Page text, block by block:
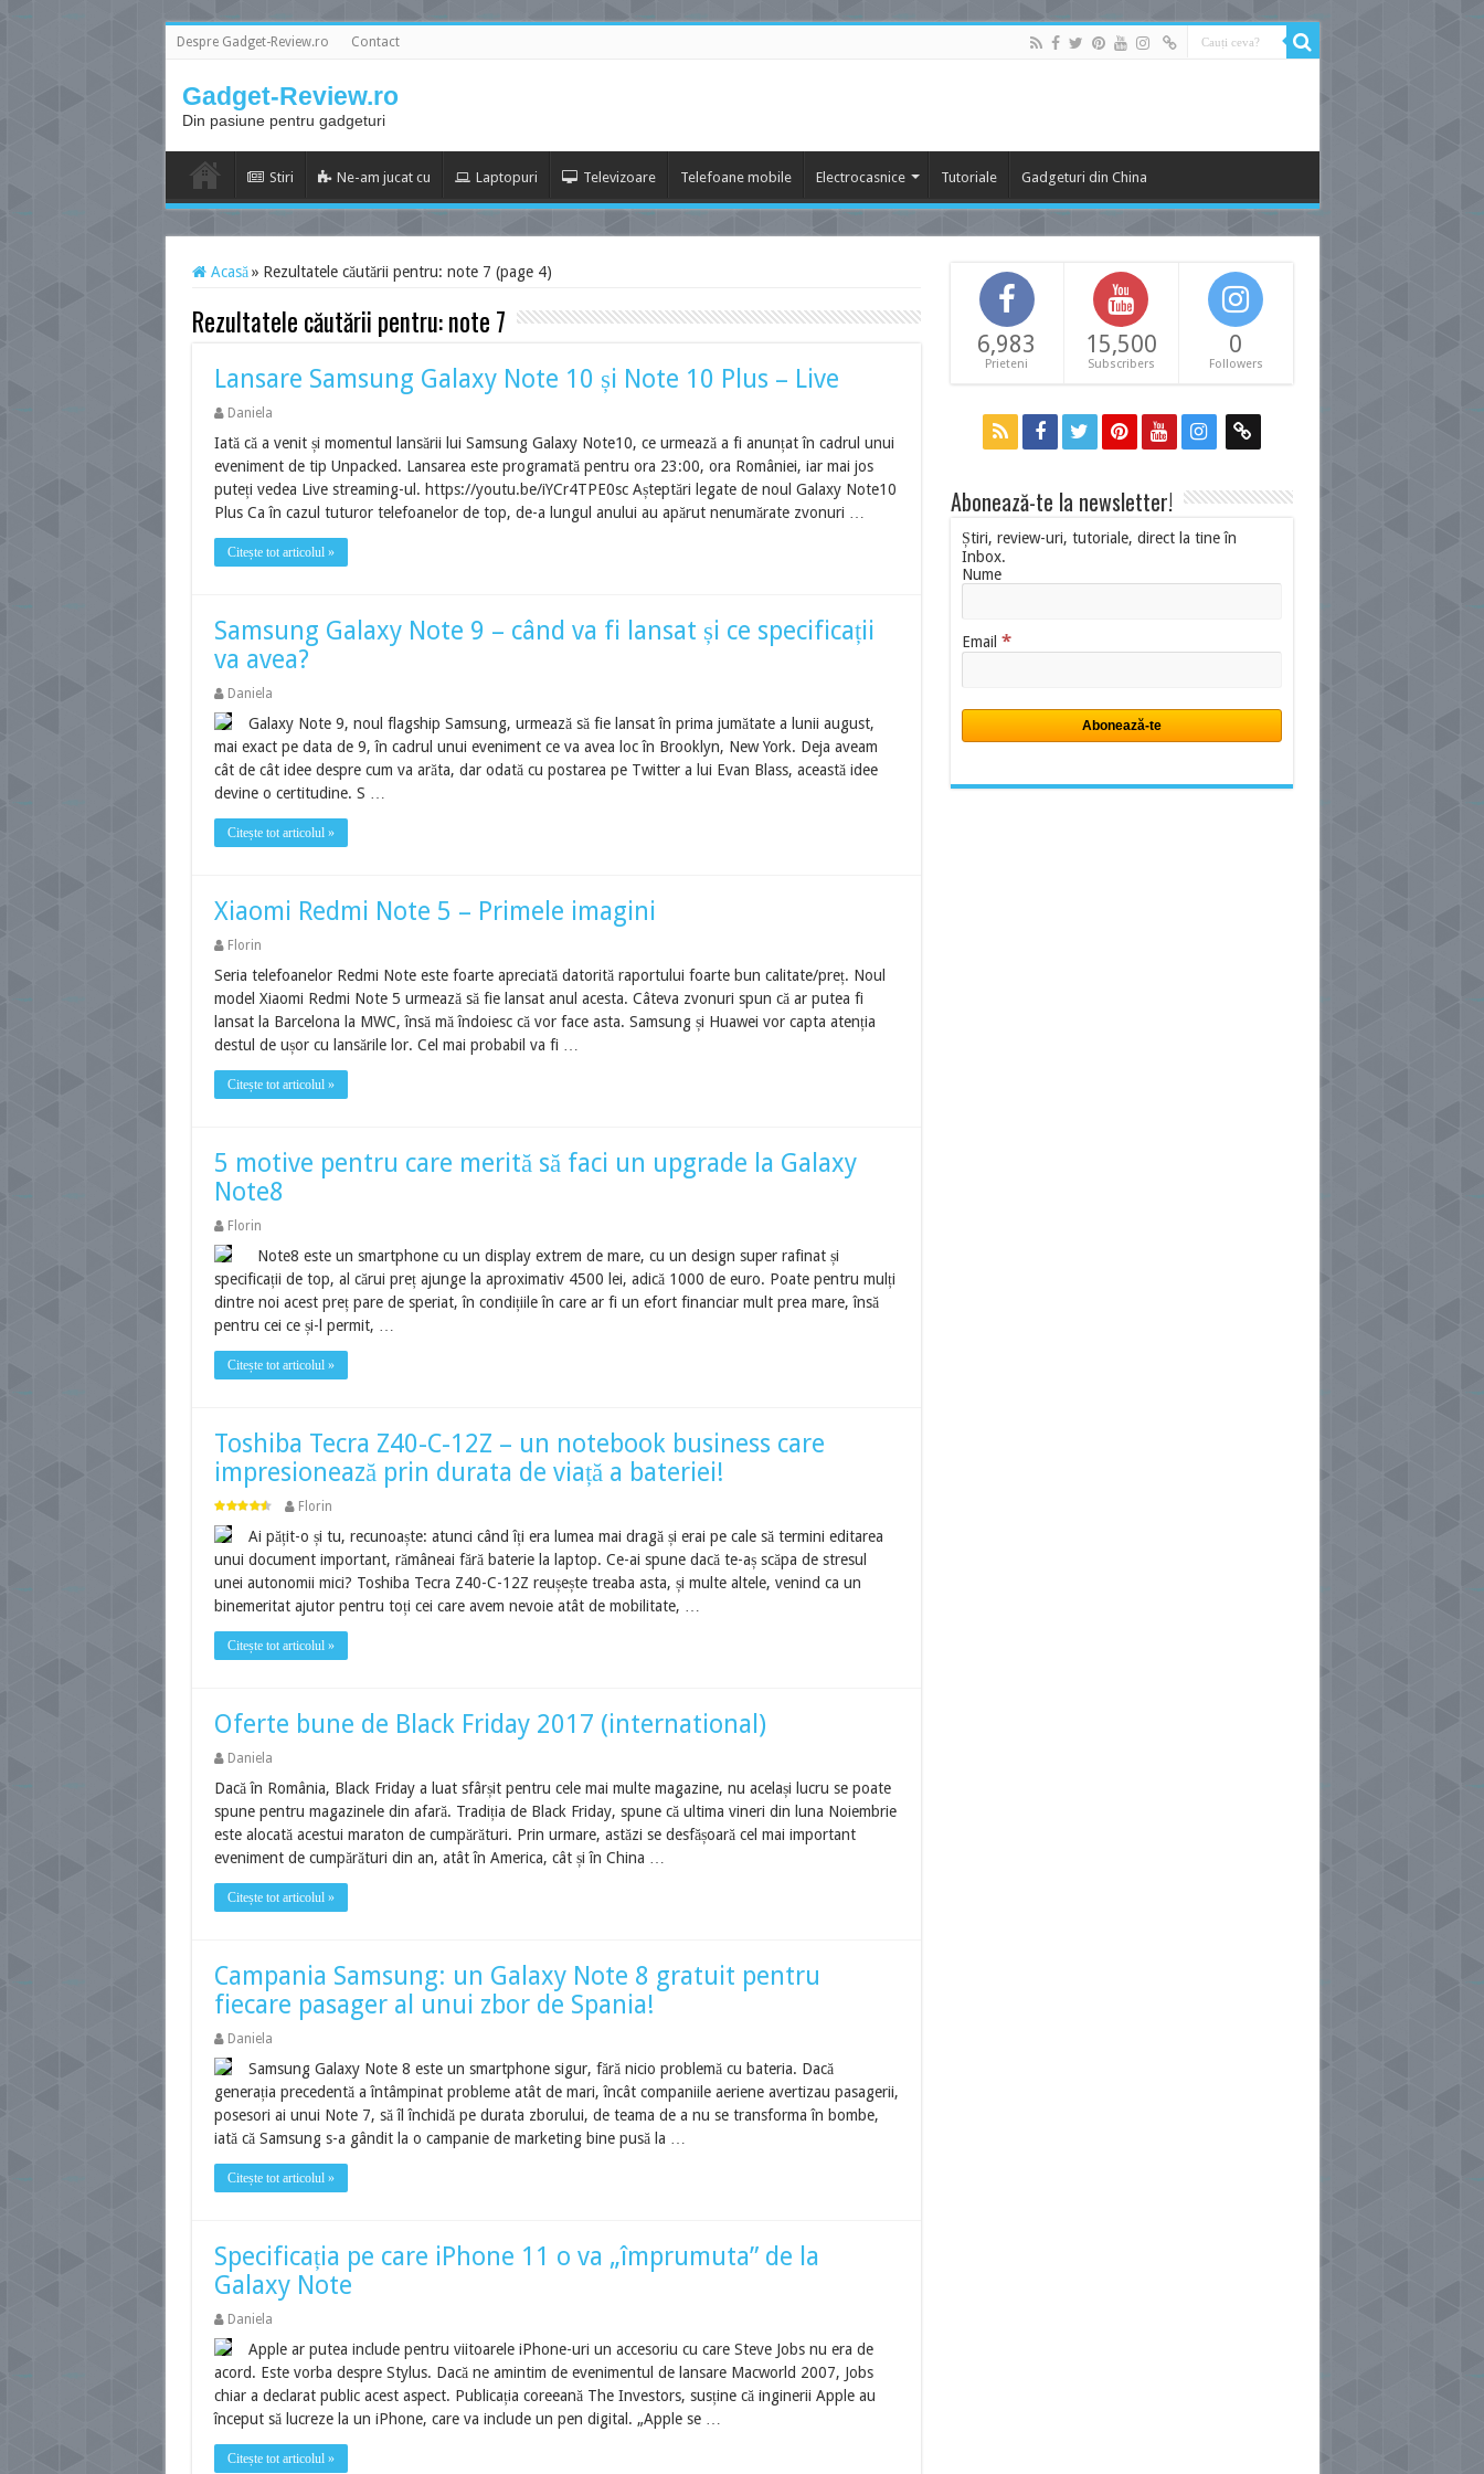
Despre Gadget-Review.ro Contact
Gadget-Review.ro
Din pasiune pentru gadgeturi
Stiri Ne-am jucat cu Laptopuri Televizoare Telefoane mobile Electrocasnice Tutoriale Gadgeturi din China
Acasă » Rezultatele căutării pentru: note 7 (page 4)
Rezultatele căutării pentru:note 7
Lansare Samsung Galaxy Note 10 și Note 10 Plus – Live
Daniela
Iată că a venit și momentul lansării lui Samsung Galaxy Note10, ce urmează a fi anunțat în cadrul unui
eveniment de tip Unpacked. Lansarea este programată pentru ora 23:00, ora României, iar mai jos
puteți vedea Live streaming-ul. https://youtu.be/iYCr4TPE0sc Așteptări legate de noul Galaxy Note10
Plus Ca în cazul tuturor telefoanelor de top, de-a lungul anului au apărut nenumărate zvonuri …
Citește tot articolul »
Samsung Galaxy Note 9 – când va fi lansat și ce specificații
va avea?
Daniela
Galaxy Note 9, noul flagship Samsung, urmează să fie lansat în prima jumătate a lunii august,
mai exact pe data de 9, în cadrul unui eveniment ce va avea loc în Brooklyn, New York. Deja aveam
cât de cât idee despre cum va arăta, dar odată cu postarea pe Twitter a lui Evan Blass, această idee
devine o certitudine. S …
Citește tot articolul »
Xiaomi Redmi Note 5 – Primele imagini
Florin
Seria telefoanelor Redmi Note este foarte apreciată datorită raportului foarte bun calitate/preț. Noul
model Xiaomi Redmi Note 5 urmează să fie lansat anul acesta. Câteva zvonuri spun că ar putea fi
lansat la Barcelona la MWC, însă mă îndoiesc că vor face asta. Samsung și Huawei vor capta atenția
destul de ușor cu lansările lor. Cel mai probabil va fi …
Citește tot articolul »
5 motive pentru care merită să faci un upgrade la Galaxy
Note8
Florin
Note8 este un smartphone cu un display extrem de mare, cu un design super rafinat și
specificații de top, al cărui preț ajunge la aproximativ 4500 lei, adică 1000 de euro. Poate pentru mulți
dintre noi acest preț pare de speriat, în condițiile în care ar fi un efort financiar mult prea mare, însă
pentru cei ce și-l permit, …
Citește tot articolul »
Toshiba Tecra Z40-C-12Z – un notebook business care
impresionează prin durata de viață a bateriei!
Florin
Ai pățit-o și tu, recunoaște: atunci când îți era lumea mai dragă și erai pe cale să termini editarea
unui document important, rămâneai fără baterie la laptop. Ce-ai spune dacă te-aș scăpa de stresul
unei autonomii mici? Toshiba Tecra Z40-C-12Z reușește treaba asta, și multe altele, venind ca un
binemeritat ajutor pentru toți cei care avem nevoie atât de mobilitate, …
Citește tot articolul »
Oferte bune de Black Friday 2017 (international)
Daniela
Dacă în România, Black Friday a luat sfârșit pentru cele mai multe magazine, nu același lucru se poate
spune pentru magazinele din afară. Tradiția de Black Friday, spune că ultima vineri din luna Noiembrie
este alocată acestui maraton de cumpărături. Prin urmare, astăzi se desfășoară cel mai important
eveniment de cumpărături din an, atât în America, cât și în China …
Citește tot articolul »
Campania Samsung: un Galaxy Note 8 gratuit pentru
fiecare pasager al unui zbor de Spania!
Daniela
Samsung Galaxy Note 8 este un smartphone sigur, fără nicio problemă cu bateria. Dacă
generația precedentă a întâmpinat probleme atât de mari, încât companiile aeriene avertizau pasagerii,
posesori ai unui Note 7, să îl închidă pe durata zborului, de teama de a nu se transforma în bombe,
iată că Samsung s-a gândit la o campanie de marketing bine pusă la …
Citește tot articolul »
Specificația pe care iPhone 11 o va „împrumuta” de la
Galaxy Note
Daniela
Apple ar putea include pentru viitoarele iPhone-uri un accesoriu cu care Steve Jobs nu era de
acord. Este vorba despre Stylus. Dacă ne amintim de evenimentul de lansare Macworld 2007, Jobs
chiar a declarat public acest aspect. Publicația coreeană The Investors, susține că inginerii Apple au
început să lucreze la un iPhone, care va include un pen digital. „Apple se …
Citește tot articolul »
6,983
Prieteni
15,500
Subscribers
0
Followers
Abonează-te la newsletter!
Știri, review-uri, tutoriale, direct la tine în
Inbox.
Nume
Email *